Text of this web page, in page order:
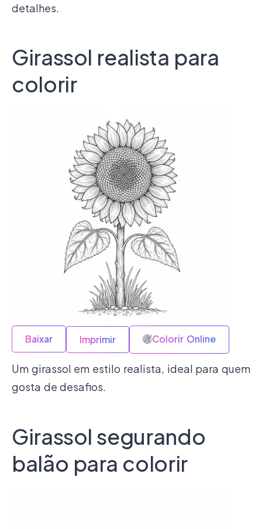
detalhes.
Girassol realista para
colorir
Baixar Imprimir Colorir Online
Um girassol em estilo realista, ideal para quem
gosta de desafios.
Girassol segurando
balão para colorir